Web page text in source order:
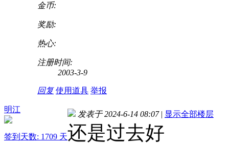
金币:
奖励:
热心:
注册时间:
2003-3-9
回复 使用道具 举报
明江
签到天数: 1709 天
发表于 2024-6-14 08:07 | 显示全部楼层
还是过去好